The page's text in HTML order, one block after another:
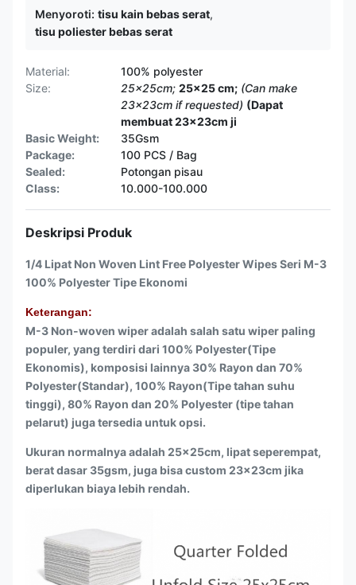
Menyoroti: tisu kain bebas serat,
tisu poliester bebas serat
Material:
100% polyester
Size:
25x25cm; 25x25 cm; (Can make
23x23cm if requested) (Dapat
membuat 23x23cm ji
Basic Weight:
35Gsm
Package:
100 PCS / Bag
Sealed:
Potongan pisau
Class:
10.000-100.000
Deskripsi Produk
1/4 Lipat Non Woven Lint Free Polyester Wipes Seri M-3
100% Polyester Tipe Ekonomi
Keterangan:
M-3 Non-woven wiper adalah salah satu wiper paling
populer, yang terdiri dari 100% Polyester(Tipe
Ekonomis), komposisi lainnya 30% Rayon dan 70%
Polyester(Standar), 100% Rayon(Tipe tahan suhu
tinggi), 80% Rayon dan 20% Polyester (tipe tahan
pelarut) juga tersedia untuk opsi.
Ukuran normalnya adalah 25x25cm, lipat seperempat,
berat dasar 35gsm, juga bisa custom 23x23cm jika
diperlukan biaya lebih rendah.